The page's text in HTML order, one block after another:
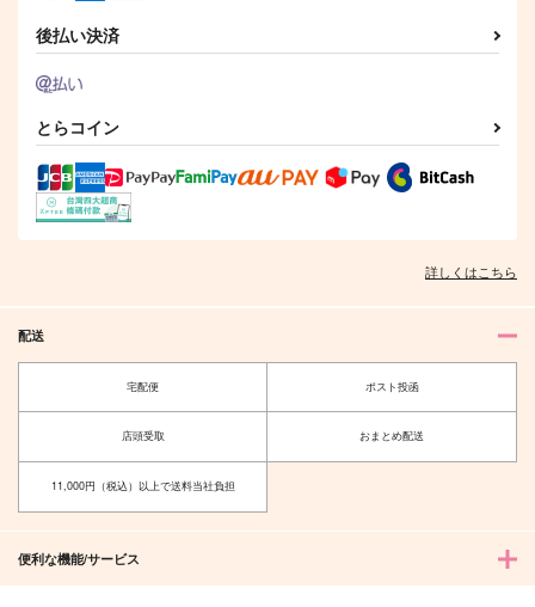
後払い決済
とらコイン
詳しくはこちら
配送
宅配便 ポスト投函
店頭受取 おまとめ配送
11,000円（税込）以上で送料当社負担
便利な機能/サービス